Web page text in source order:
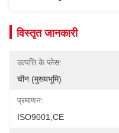
विस्तृत जानकारी
उत्पत्ति के प्लेस:
चीन (मुख्यभूमि)
प्रमाणन:
ISO9001,CE